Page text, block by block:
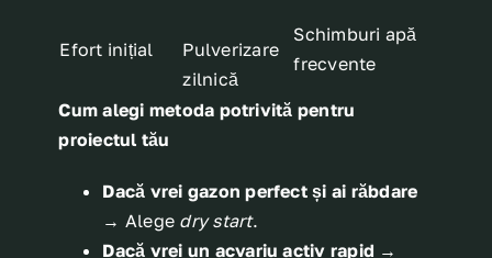
Efort inițial
Pulverizare
zilnică
Schimburi apă
frecvente
Cum alegi metoda potrivită pentru
proiectul tău
Dacă vrei gazon perfect și ai răbdare
→ Alege dry start.
Dacă vrei un acvariu activ rapid →